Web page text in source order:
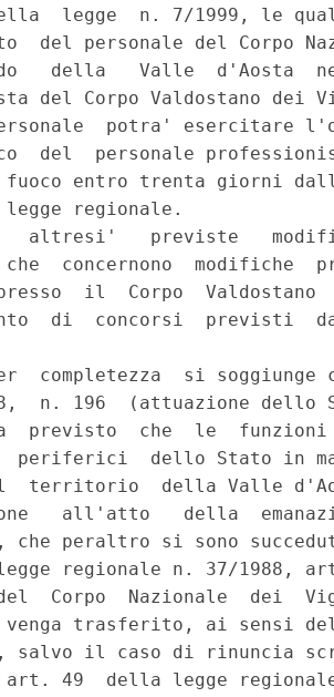
legge  n. 7/1999, le
del personale del Corpo
della   Valle  d'Aosta
del Corpo Valdostano dei
potra' esercitare
del  personale
entro trenta giorni
regionale.
altresi'   previste
concernono  modifiche
il  Corpo
di  concorsi  previsti
completezza  si soggiunge
n. 196  (attuazione dello
previsto  che  le  funzioni
periferici  dello Stato in
territorio  della Valle
all'atto   della
peraltro si sono
regionale n. 37/1988,
Corpo  Nazionale  dei
trasferito, ai sensi
salvo il caso di rinuncia
art. 49  della legge